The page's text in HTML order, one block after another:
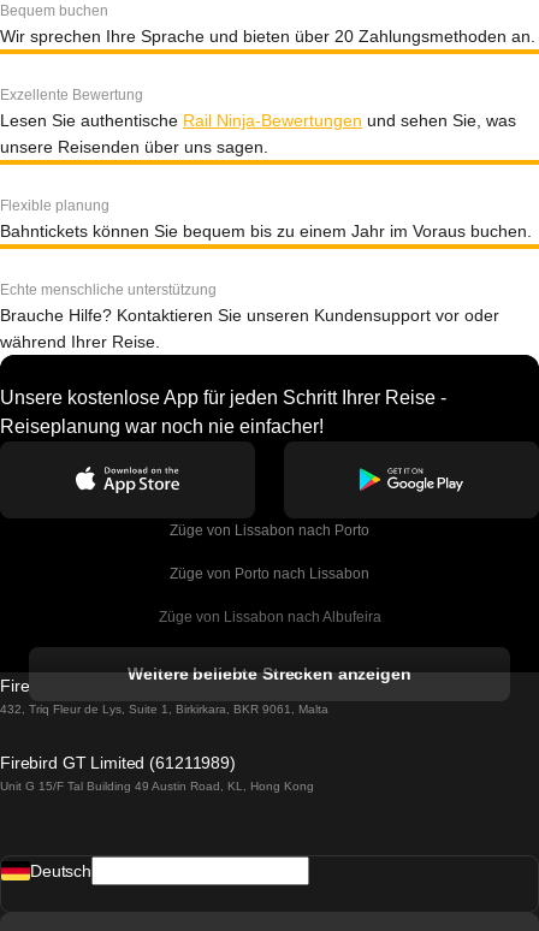
Bequem buchen
Wir sprechen Ihre Sprache und bieten über 20 Zahlungsmethoden an.
Exzellente Bewertung
Lesen Sie authentische Rail Ninja-Bewertungen und sehen Sie, was
unsere Reisenden über uns sagen.
Flexible planung
Bahntickets können Sie bequem bis zu einem Jahr im Voraus buchen.
Echte menschliche unterstützung
Brauche Hilfe? Kontaktieren Sie unseren Kundensupport vor oder
während Ihrer Reise.
Unsere kostenlose App für jeden Schritt Ihrer Reise -
Reiseplanung war noch nie einfacher!
Züge von Lissabon nach Porto
Züge von Porto nach Lissabon
Züge von Lissabon nach Albufeira
Züge von Lissabon nach Lagos
Züge von Lissabon nach Madrid
Weitere beliebte Strecken anzeigen
Firebird GT Limited (OC 1451)
432, Triq Fleur de Lys, Suite 1, Birkirkara, BKR 9061, Malta
Firebird GT Limited (61211989)
Unit G 15/F Tal Building 49 Austin Road, KL, Hong Kong
Deutsch